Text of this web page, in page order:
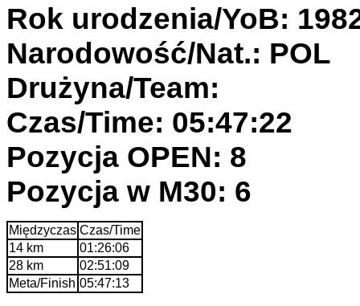
Rok urodzenia/YoB:
Narodowość/Nat.: POL
Drużyna/Team:
Czas/Time: 05:47:22
Pozycja OPEN: 8
Pozycja w M30: 6
Międzyczas Czas/Time
14 km
01:26:06
28 km
02:51:09
Meta/Finish 05:47:13